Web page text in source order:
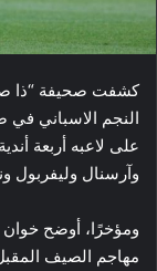
كشفت صحيفة “ذا
النجم الاسباني
على لاعبه أربعة
وآرسنال وليفربول
ومؤخرًا، أوضح خوان
مهاجم الصيف